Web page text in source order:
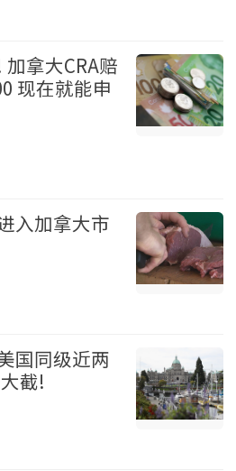
拿大CRA赔
现在就能申
入加拿大市
国同级近两
截!